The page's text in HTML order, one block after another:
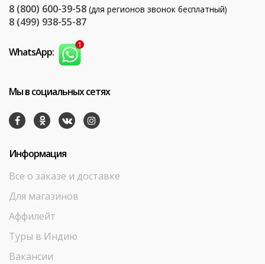
8 (800) 600-39-58 (для регионов звонок бесплатный)
8 (499) 938-55-87
WhatsApp:
Мы в социальных сетях
Информация
Все о заказе и доставке
Для магазинов
Аффилейт
Туры в Индию
Вакансии